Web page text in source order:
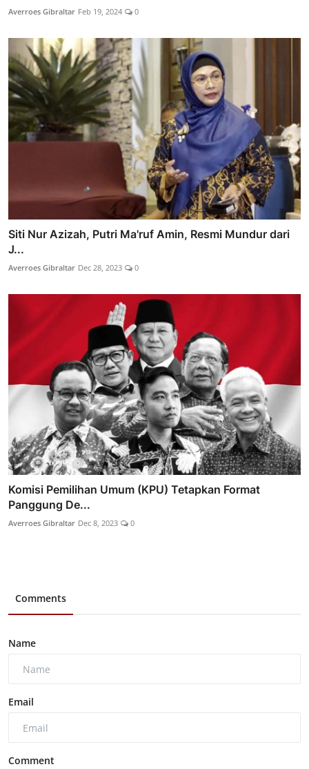
Averroes Gibraltar Feb 19, 2024 0
Siti Nur Azizah, Putri Ma'ruf Amin, Resmi Mundur dari
J...
Averroes Gibraltar Dec 28, 2023 0
Komisi Pemilihan Umum (KPU) Tetapkan Format
Panggung De...
Averroes Gibraltar Dec 8, 2023 0
Comments
Name
Email
Comment